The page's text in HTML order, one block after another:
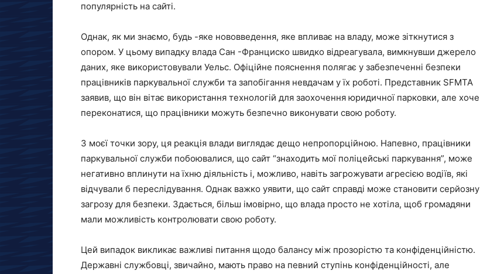
популярність на сайті.
Однак, як ми знаємо, будь -яке нововведення, яке впливає на владу, може зіткнутися з
опором. У цьому випадку влада Сан -Франциско швидко відреагувала, вимкнувши джерело
даних, яке використовували Уельс. Офіційне пояснення полягає у забезпеченні безпеки
працівників паркувальної служби та запобігання невдачам у їх роботі. Представник SFMTA
заявив, що він вітає використання технологій для заохочення юридичної парковки, але хоче
переконатися, що працівники можуть безпечно виконувати свою роботу.
З моєї точки зору, ця реакція влади виглядає дещо непропорційною. Напевно, працівники
паркувальної служби побоювалися, що сайт “знаходить мої поліцейські паркування”, може
негативно вплинути на їхню діяльність і, можливо, навіть загрожувати агресією водіїв, які
відчували б переслідування. Однак важко уявити, що сайт справді може становити серйозну
загрозу для безпеки. Здається, більш імовірно, що влада просто не хотіла, щоб громадяни
мали можливість контролювати свою роботу.
Цей випадок викликає важливі питання щодо балансу між прозорістю та конфіденційністю.
Державні службовці, звичайно, мають право на певний ступінь конфіденційності, але